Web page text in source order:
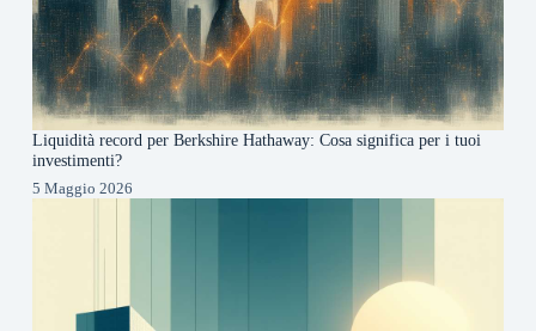
Liquidità record per Berkshire Hathaway: Cosa significa per i tuoi
investimenti?
5 Maggio 2026